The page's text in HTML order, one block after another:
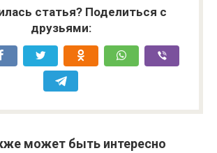
статья? Поделиться с
друзьями:
может быть интересно